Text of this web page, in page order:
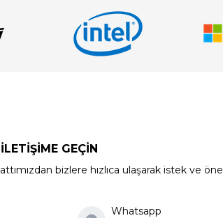
GEÇİN
bizlere hızlıca ulaşarak istek ve
Whatsapp